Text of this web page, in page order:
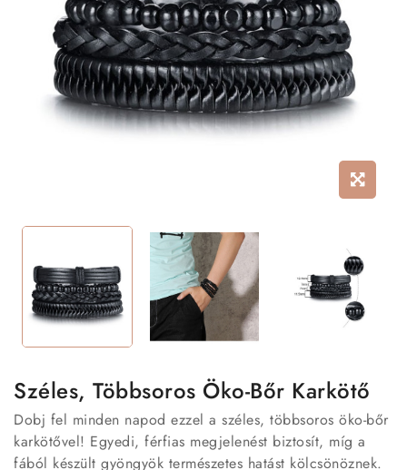
Széles, Többsoros Öko-Bőr Karkötő
Dobj fel minden napod ezzel a széles, többsoros öko-bőr
karkötővel! Egyedi, férfias megjelenést biztosít, míg a
fából készült gyöngyök természetes hatást kölcsönöznek.